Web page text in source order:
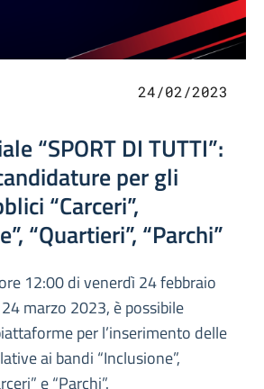
24/02/2023
“SPORT DI TUTTI”:
per gli
“Carceri”,
“Quartieri”, “Parchi”
12:00 di venerdì 24 febbraio
marzo 2023, è possibile
per l’inserimento delle
ai bandi “Inclusione”,
e “Parchi”.